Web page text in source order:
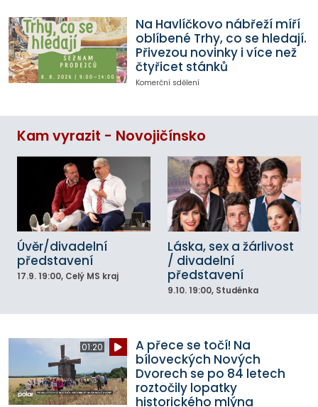
Na Havlíčkovo nábřeží míří
oblíbené Trhy, co se hledají.
Přivezou novinky i více než
čtyřicet stánků
Komerční sdělení
Kam vyrazit - Novojičínsko
Úvěr/divadelní
představení
17.9. 19:00, Celý MS kraj
Láska, sex a žárlivost
/ divadelní
představení
9.10. 19:00, Studénka
01:20
A přece se točí! Na
bíloveckých Nových
Dvorech se po 84 letech
roztočily lopatky
historického mlýna